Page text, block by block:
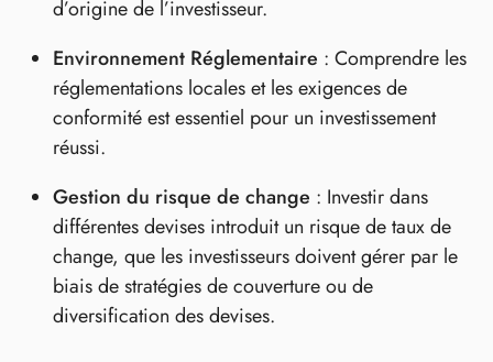
d’origine de l’investisseur.
Environnement Réglementaire : Comprendre les
réglementations locales et les exigences de
conformité est essentiel pour un investissement
réussi.
Gestion du risque de change : Investir dans
différentes devises introduit un risque de taux de
change, que les investisseurs doivent gérer par le
biais de stratégies de couverture ou de
diversification des devises.